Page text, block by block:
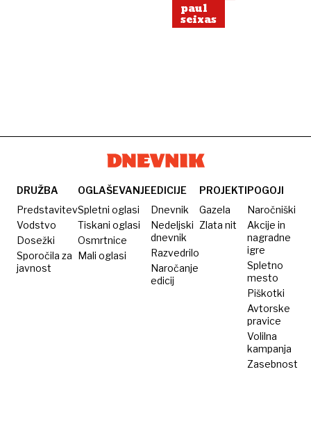
paul
seixas
DRUŽBA
Predstavitev
Vodstvo
Dosežki
Sporočila za
javnost
OGLAŠEVANJE
Spletni oglasi
Tiskani oglasi
Osmrtnice
Mali oglasi
EDICIJE
Dnevnik
Nedeljski
dnevnik
Razvedrilo
Naročanje
edicij
PROJEKTI
Gazela
Zlata nit
POGOJI
Naročniški
Akcije in
nagradne
igre
Spletno
mesto
Piškotki
Avtorske
pravice
Volilna
kampanja
Zasebnost